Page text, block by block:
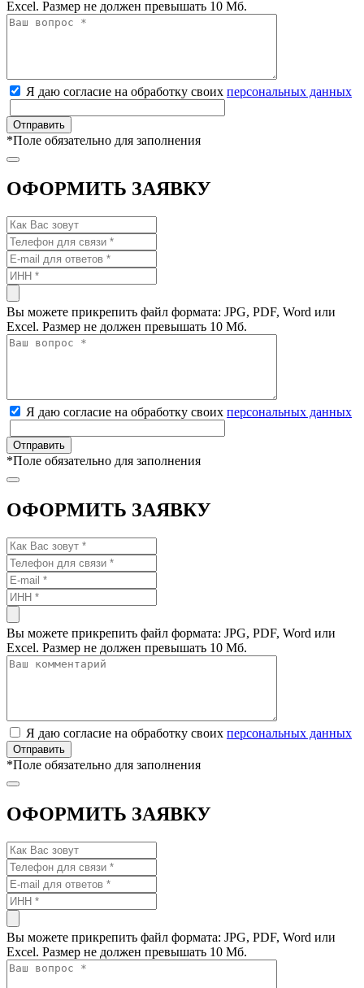
Excel. Размер не должен превышать 10 Мб.
Я даю согласие на обработку своих персональных данных
*Поле обязательно для заполнения
ОФОРМИТЬ ЗАЯВКУ
Вы можете прикрепить файл формата: JPG, PDF, Word или
Excel. Размер не должен превышать 10 Мб.
Я даю согласие на обработку своих персональных данных
*Поле обязательно для заполнения
ОФОРМИТЬ ЗАЯВКУ
Вы можете прикрепить файл формата: JPG, PDF, Word или
Excel. Размер не должен превышать 10 Мб.
Я даю согласие на обработку своих персональных данных
*Поле обязательно для заполнения
ОФОРМИТЬ ЗАЯВКУ
Вы можете прикрепить файл формата: JPG, PDF, Word или
Excel. Размер не должен превышать 10 Мб.